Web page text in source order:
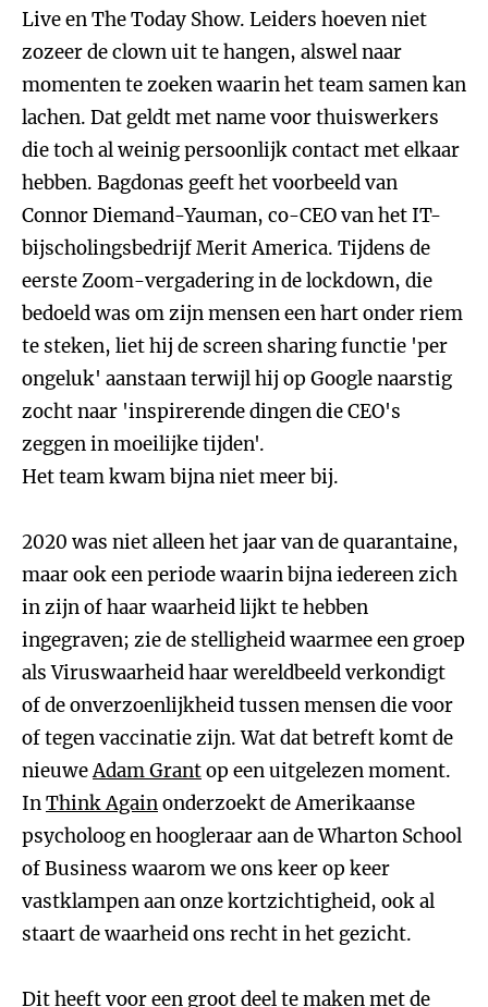
Live en The Today Show. Leiders hoeven niet
zozeer de clown uit te hangen, alswel naar
momenten te zoeken waarin het team samen kan
lachen. Dat geldt met name voor thuiswerkers
die toch al weinig persoonlijk contact met elkaar
hebben. Bagdonas geeft het voorbeeld van
Connor Diemand-Yauman, co-CEO van het IT-
bijscholingsbedrijf Merit America. Tijdens de
eerste Zoom-vergadering in de lockdown, die
bedoeld was om zijn mensen een hart onder riem
te steken, liet hij de screen sharing functie 'per
ongeluk' aanstaan terwijl hij op Google naarstig
zocht naar 'inspirerende dingen die CEO's
zeggen in moeilijke tijden'.
Het team kwam bijna niet meer bij.
2020 was niet alleen het jaar van de quarantaine,
maar ook een periode waarin bijna iedereen zich
in zijn of haar waarheid lijkt te hebben
ingegraven; zie de stelligheid waarmee een groep
als Viruswaarheid haar wereldbeeld verkondigt
of de onverzoenlijkheid tussen mensen die voor
of tegen vaccinatie zijn. Wat dat betreft komt de
nieuweAdam Grantop een uitgelezen moment.
InThink Againonderzoekt de Amerikaanse
psycholoog en hoogleraar aan de Wharton School
of Business waarom we ons keer op keer
vastklampen aan onze kortzichtigheid, ook al
staart de waarheid ons recht in het gezicht.
Dit heeft voor een groot deel te maken met de